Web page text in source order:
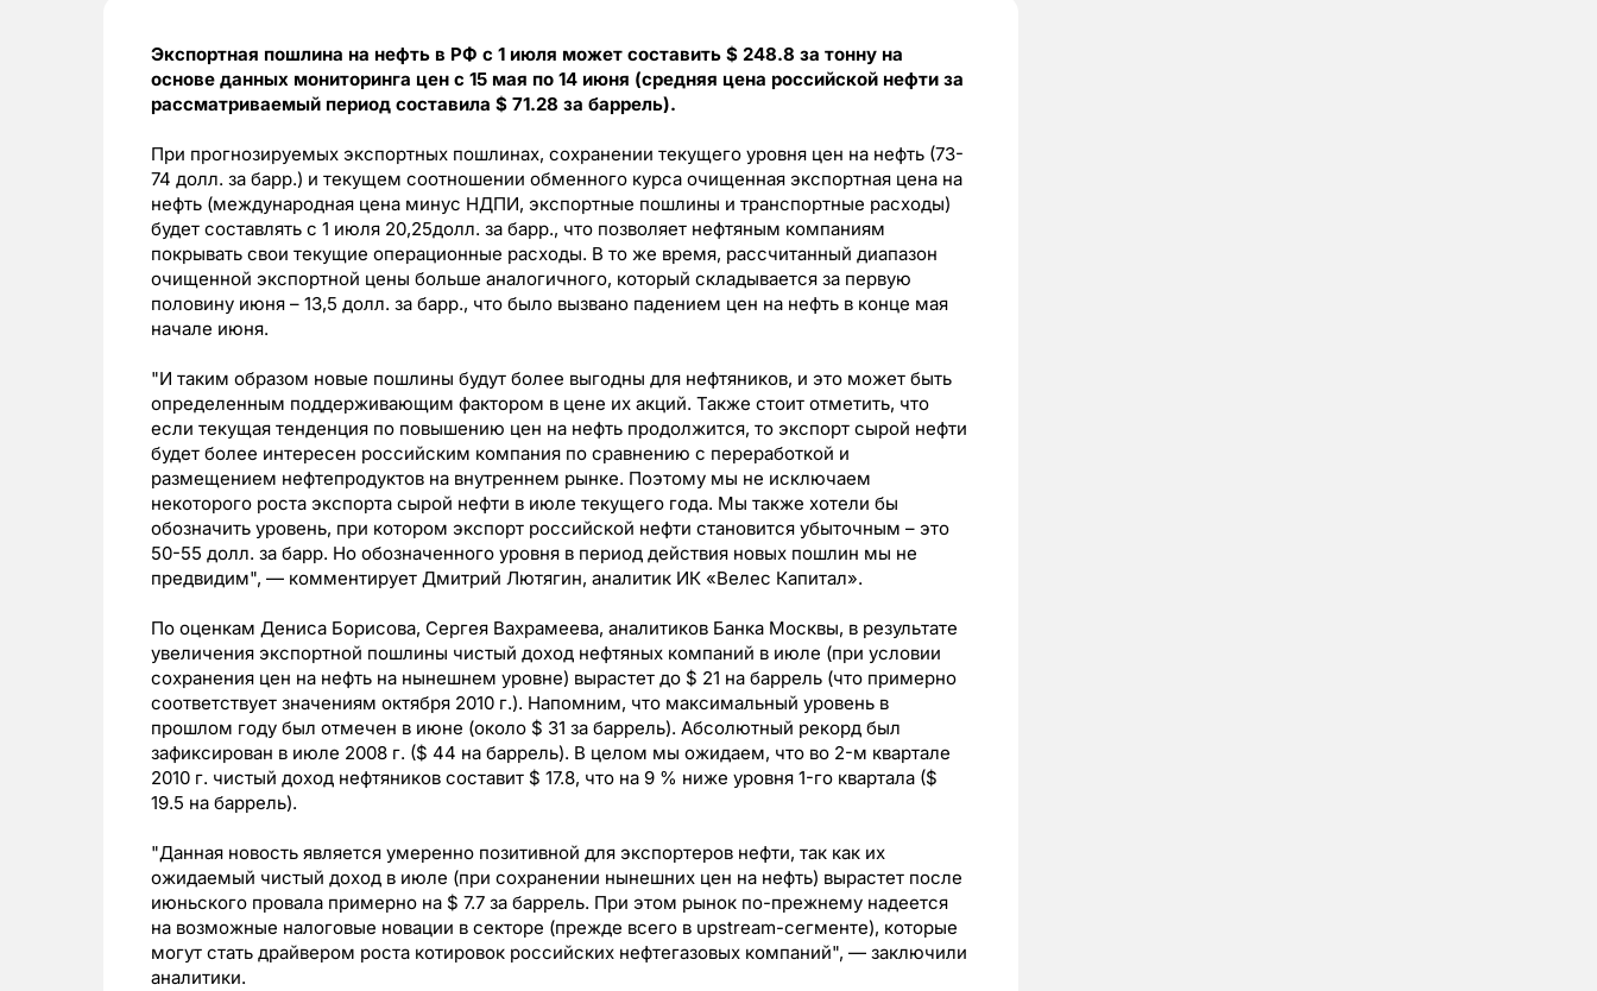
Экспортная пошлина на нефть в РФ с 1 июля может составить $ 248.8 за тонну на
основе данных мониторинга цен с 15 мая по 14 июня (средняя цена российской нефти за
рассматриваемый период составила $ 71.28 за баррель).
При прогнозируемых экспортных пошлинах, сохранении текущего уровня цен на нефть (73-
74 долл. за барр.) и текущем соотношении обменного курса очищенная экспортная цена на
нефть (международная цена минус НДПИ, экспортные пошлины и транспортные расходы)
будет составлять с 1 июля 20,25долл. за барр., что позволяет нефтяным компаниям
покрывать свои текущие операционные расходы. В то же время, рассчитанный диапазон
очищенной экспортной цены больше аналогичного, который складывается за первую
половину июня – 13,5 долл. за барр., что было вызвано падением цен на нефть в конце мая
начале июня.
"И таким образом новые пошлины будут более выгодны для нефтяников, и это может быть
определенным поддерживающим фактором в цене их акций. Также стоит отметить, что
если текущая тенденция по повышению цен на нефть продолжится, то экспорт сырой нефти
будет более интересен российским компания по сравнению с переработкой и
размещением нефтепродуктов на внутреннем рынке. Поэтому мы не исключаем
некоторого роста экспорта сырой нефти в июле текущего года. Мы также хотели бы
обозначить уровень, при котором экспорт российской нефти становится убыточным – это
50-55 долл. за барр. Но обозначенного уровня в период действия новых пошлин мы не
предвидим", — комментирует Дмитрий Лютягин, аналитик ИК «Велес Капитал».
По оценкам Дениса Борисова, Сергея Вахрамеева, аналитиков Банка Москвы, в результате
увеличения экспортной пошлины чистый доход нефтяных компаний в июле (при условии
сохранения цен на нефть на нынешнем уровне) вырастет до $ 21 на баррель (что примерно
соответствует значениям октября 2010 г.). Напомним, что максимальный уровень в
прошлом году был отмечен в июне (около $ 31 за баррель). Абсолютный рекорд был
зафиксирован в июле 2008 г. ($ 44 на баррель). В целом мы ожидаем, что во 2-м квартале
2010 г. чистый доход нефтяников составит $ 17.8, что на 9 % ниже уровня 1-го квартала ($
19.5 на баррель).
"Данная новость является умеренно позитивной для экспортеров нефти, так как их
ожидаемый чистый доход в июле (при сохранении нынешних цен на нефть) вырастет после
июньского провала примерно на $ 7.7 за баррель. При этом рынок по-прежнему надеется
на возможные налоговые новации в секторе (прежде всего в upstream-сегменте), которые
могут стать драйвером роста котировок российских нефтегазовых компаний", — заключили
аналитики.